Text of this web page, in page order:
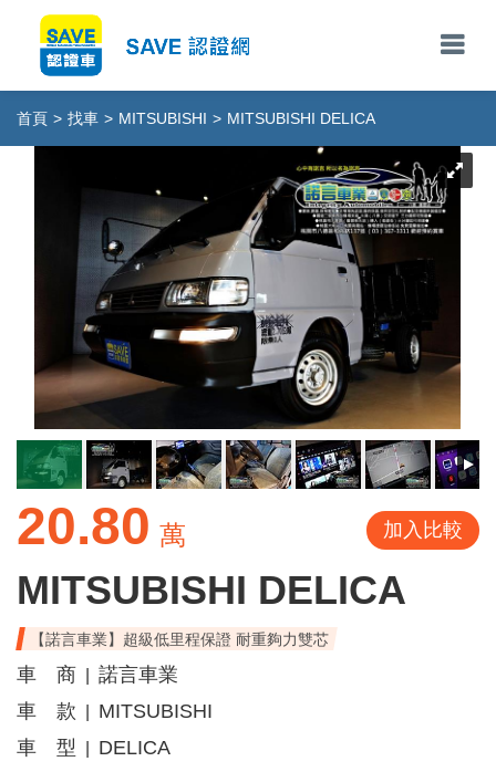
首頁 > 找車 > MITSUBISHI > MITSUBISHI DELICA
20.80 萬 加入比較
MITSUBISHI DELICA
【諾言車業】超級低里程保證 耐重夠力雙芯
車 商
諾言車業
車 款
MITSUBISHI
車 型
DELICA